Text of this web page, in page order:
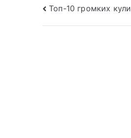
Навигация
по
Топ-10 громких